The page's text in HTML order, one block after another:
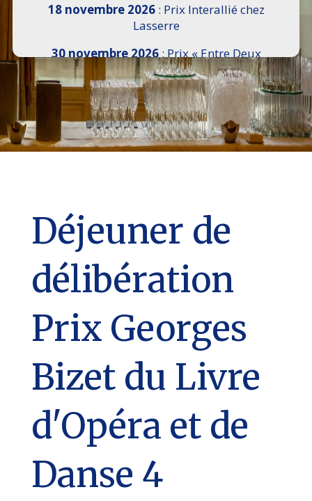
18 novembre 2026: Prix Interallié chez
Lasserre
30 novembre 2026: Prix « Entre Deux
Rives » I Scemi Astutti au Sénat
7 décembre 2026 :16e Salon de l’Histoire de
18h30 à 21h, remise du Prix du Guesclin,
Cercle National des Armées 8 place Saint-
Augustin Paris 8e
Déjeuner de
délibération
Prix Georges
Bizet du Livre
d'Opéra et de
Danse 4